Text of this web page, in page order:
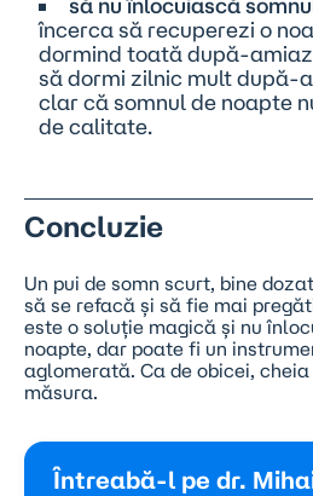
să nu înlocuiască
încerca să recuperezi o
dormind toată după-
să dormi zilnic mult după-
clar că somnul de noapte
de calitate.
Concluzie
Un pui de somn scurt, bine
să se refacă și să fie mai
este o soluție magică și nu
noapte, dar poate fi un
aglomerată. Ca de obicei,
măsura.
Întreabă-l pe dr.